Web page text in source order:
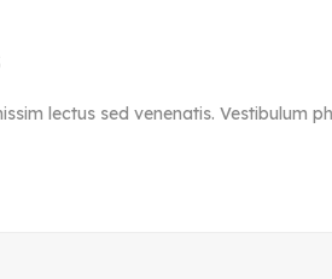
lectus sed venenatis. Vestibulum